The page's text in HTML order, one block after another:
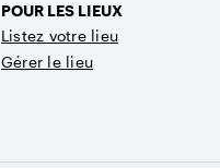
POUR LES LIEUX
Listez votre lieu
Gérer le lieu